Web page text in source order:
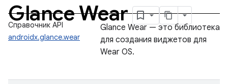
Glance Wear
Справочник API
androidx.glance.wear
Glance Wear — это библиотека
для создания виджетов для
Wear OS.